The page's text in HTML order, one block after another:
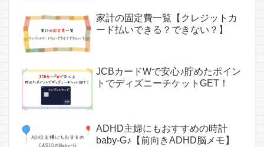
家計の固定費一覧【クレジットカ
ード払いできる？できない？】
JCBカードWで安心♪貯めたポイン
トでディズニーチケットGET！
ADHD主婦にもおすすめの時計
baby-G♪【前向きADHD脳メモ】